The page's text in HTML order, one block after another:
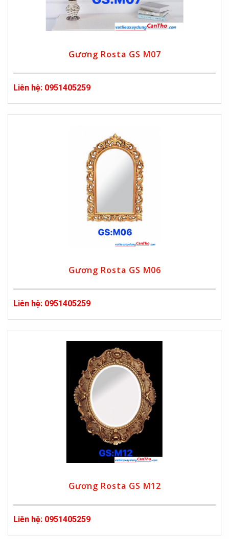
Gương Rosta GS M07
Liên hệ: 0951405259
Gương Rosta GS M06
Liên hệ: 0951405259
Gương Rosta GS M12
Liên hệ: 0951405259